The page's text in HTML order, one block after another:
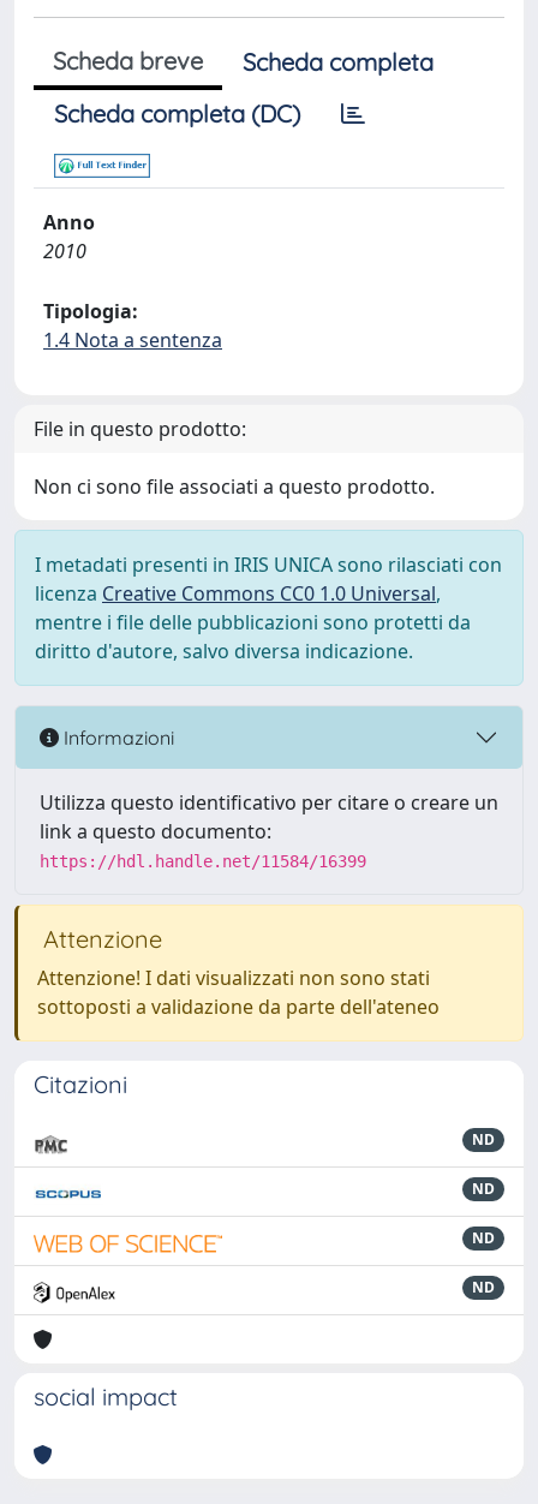
Scheda breve
Scheda completa
Scheda completa (DC)
Anno
2010
Tipologia:
1.4 Nota a sentenza
File in questo prodotto:
Non ci sono file associati a questo prodotto.
I metadati presenti in IRIS UNICA sono rilasciati con
licenza Creative Commons CC0 1.0 Universal,
mentre i file delle pubblicazioni sono protetti da
diritto d'autore, salvo diversa indicazione.
Informazioni
Utilizza questo identificativo per citare o creare un
link a questo documento:
https://hdl.handle.net/11584/16399
Attenzione
Attenzione! I dati visualizzati non sono stati
sottoposti a validazione da parte dell'ateneo
Citazioni
ND
ND
ND
ND
social impact